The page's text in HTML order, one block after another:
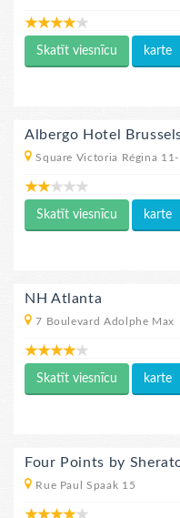
Skatīt viesnīcu karte
Albergo Hotel
Square Victoria Régina
Skatīt viesnīcu karte
NH Atlanta
7 Boulevard Adolphe Max
Skatīt viesnīcu karte
Four Points by
Rue Paul Spaak 15